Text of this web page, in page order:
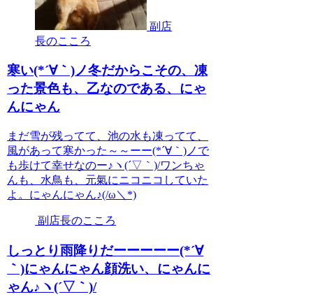
副店
長のこころ
寒い(*´∀｀)ノ冬だからこその、凍
った景色も、乙なのである、にゃ
んにゃん
まだ雪が残ってて、池の水も凍ってて、
風があって寒かった～～ーー(*´∀｀)ノで
も歩けて幸せなのー♪ヽ(´▽｀)/ワンちゃ
んも、水鳥も、元氣にニコニコしていた
よ。にゃんにゃん♪(/ω＼*)
副店長のこころ
しっとり雨降りだーーーーー(*´∀
｀)にゃんにゃん顔洗い、にゃんに
ゃん♪ヽ(´▽｀)/